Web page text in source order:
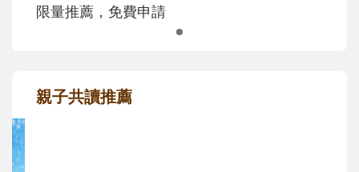
限量推薦，免費申請
親子共讀推薦